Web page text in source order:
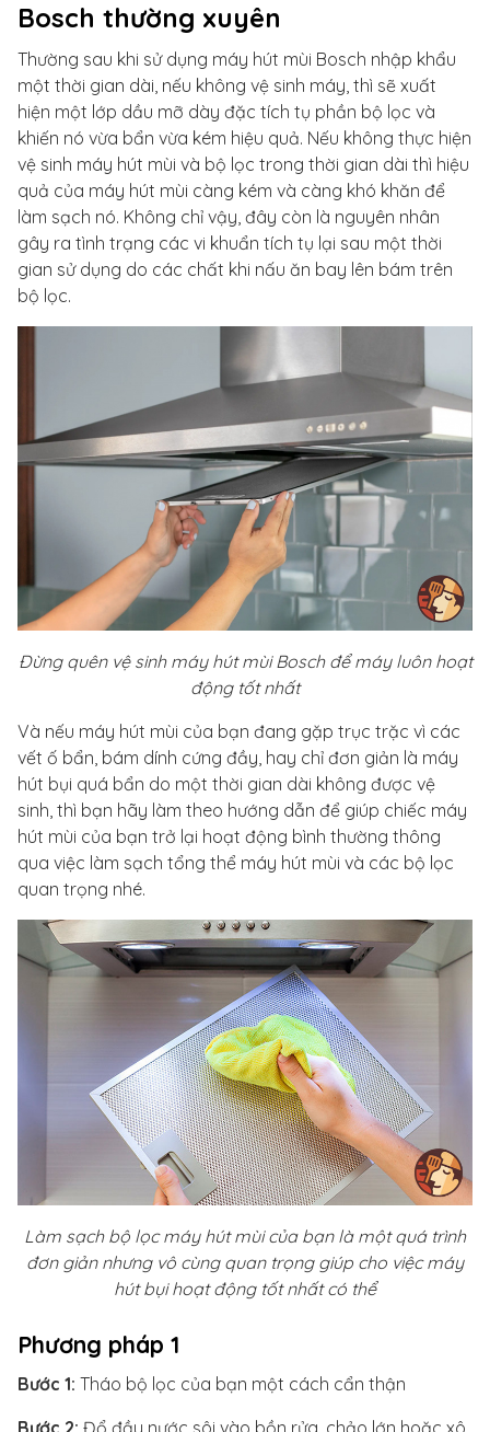
Bosch thường xuyên
Thường sau khi sử dụng máy hút mùi Bosch nhập khẩu
một thời gian dài, nếu không vệ sinh máy, thì sẽ xuất
hiện một lớp dầu mỡ dày đặc tích tụ phần bộ lọc và
khiến nó vừa bẩn vừa kém hiệu quả. Nếu không thực hiện
vệ sinh máy hút mùi và bộ lọc trong thời gian dài thì hiệu
quả của máy hút mùi càng kém và càng khó khăn để
làm sạch nó. Không chỉ vậy, đây còn là nguyên nhân
gây ra tình trạng các vi khuẩn tích tụ lại sau một thời
gian sử dụng do các chất khi nấu ăn bay lên bám trên
bộ lọc.
Đừng quên vệ sinh máy hút mùi Bosch để máy luôn hoạt
động tốt nhất
Và nếu máy hút mùi của bạn đang gặp trục trặc vì các
vết ố bẩn, bám dính cứng đầy, hay chỉ đơn giản là máy
hút bụi quá bẩn do một thời gian dài không được vệ
sinh, thì bạn hãy làm theo hướng dẫn để giúp chiếc máy
hút mùi của bạn trở lại hoạt động bình thường thông
qua việc làm sạch tổng thể máy hút mùi và các bộ lọc
quan trọng nhé.
Làm sạch bộ lọc máy hút mùi của bạn là một quá trình
đơn giản nhưng vô cùng quan trọng giúp cho việc máy
hút bụi hoạt động tốt nhất có thể
Phương pháp 1
Bước 1: Tháo bộ lọc của bạn một cách cẩn thận